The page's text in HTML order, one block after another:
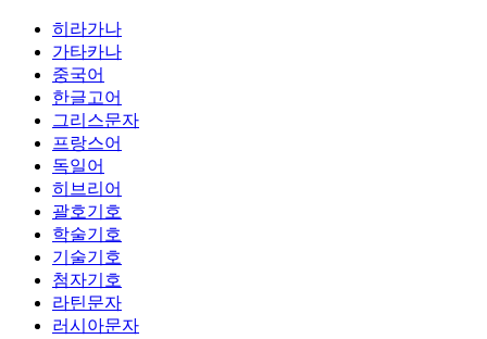
히라가나
가타카나
중국어
한글고어
그리스문자
프랑스어
독일어
히브리어
괄호기호
학술기호
기술기호
첨자기호
라틴문자
러시아문자